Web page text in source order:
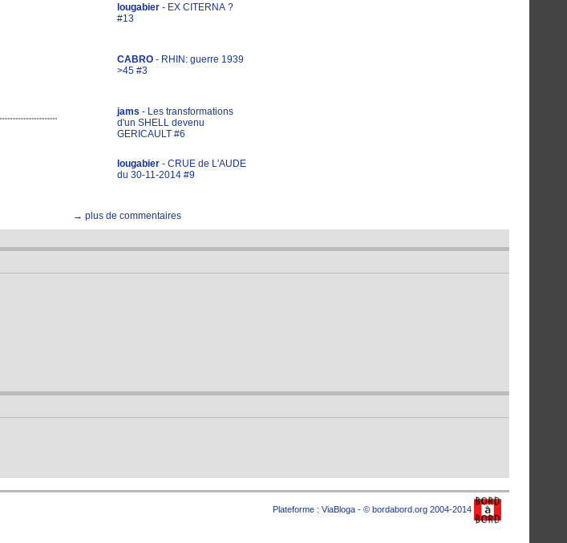
lougabier - EX CITERNA ?
#13
CABRO - RHIN: guerre 1939
>45 #3
jams - Les transformations
d'un SHELL devenu
GERICAULT #6
lougabier - CRUE de L'AUDE
du 30-11-2014 #9
→ plus de commentaires
Plateforme : ViaBloga - © bordabord.org 2004-2014